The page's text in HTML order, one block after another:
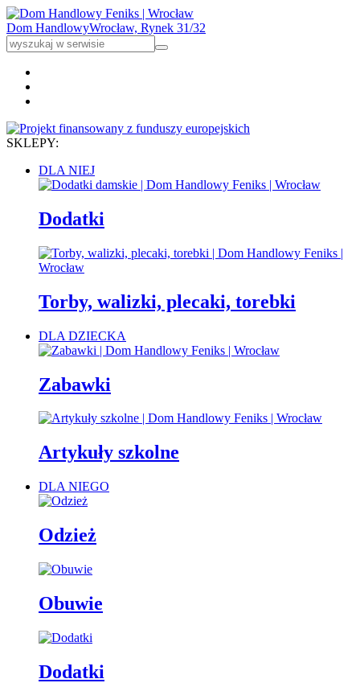
Dom HandlowyWrocław, Rynek 31/32
SKLEPY:
DLA NIEJ
Dodatki
Torby, walizki, plecaki, torebki
DLA DZIECKA
Zabawki
Artykuły szkolne
DLA NIEGO
Odzież
Obuwie
Dodatki